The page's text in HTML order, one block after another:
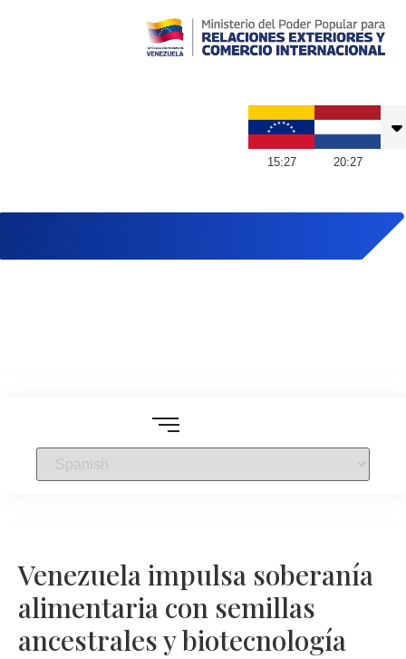
15:27 20:27
Venezuela impulsa soberanía
alimentaria con semillas
ancestrales y biotecnología